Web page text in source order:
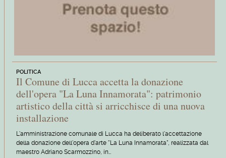
POLITICA
Il Comune di Lucca accetta la donazione
dell'opera "La Luna Innamorata": patrimonio
artistico della città si arricchisce di una nuova
installazione
L'amministrazione comunale di Lucca ha deliberato l'accettazione
della donazione dell'opera d'arte "La Luna Innamorata", realizzata dal
maestro Adriano Scarmozzino, in…